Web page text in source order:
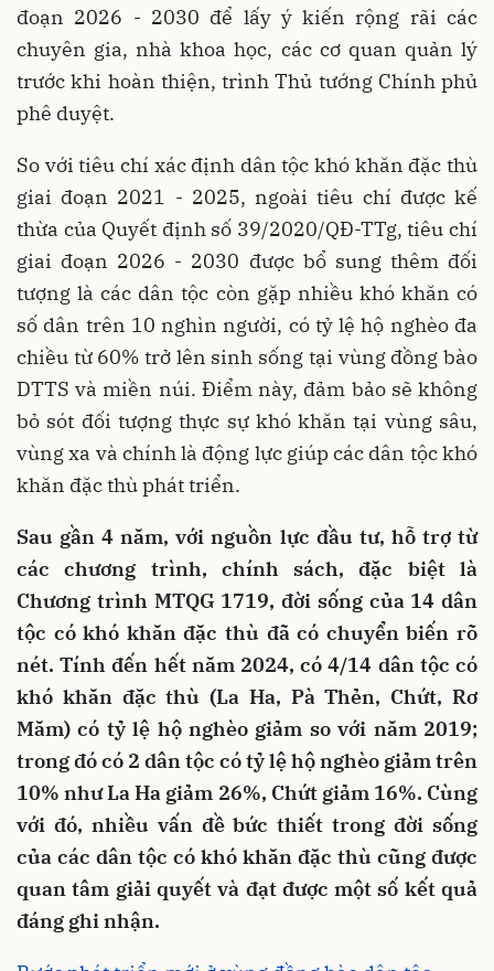
đoạn 2026 - 2030 để lấy ý kiến rộng rãi các
chuyên gia, nhà khoa học, các cơ quan quản lý
trước khi hoàn thiện, trình Thủ tướng Chính phủ
phê duyệt.
So với tiêu chí xác định dân tộc khó khăn đặc thù
giai đoạn 2021 - 2025, ngoài tiêu chí được kế
thừa của Quyết định số 39/2020/QĐ-TTg, tiêu chí
giai đoạn 2026 - 2030 được bổ sung thêm đối
tượng là các dân tộc còn gặp nhiều khó khăn có
số dân trên 10 nghìn người, có tỷ lệ hộ nghèo đa
chiều từ 60% trở lên sinh sống tại vùng đồng bào
DTTS và miền núi. Điểm này, đảm bảo sẽ không
bỏ sót đối tượng thực sự khó khăn tại vùng sâu,
vùng xa và chính là động lực giúp các dân tộc khó
khăn đặc thù phát triển.
Sau gần 4 năm, với nguồn lực đầu tư, hỗ trợ từ
các chương trình, chính sách, đặc biệt là
Chương trình MTQG 1719, đời sống của 14 dân
tộc có khó khăn đặc thù đã có chuyển biến rõ
nét. Tính đến hết năm 2024, có 4/14 dân tộc có
khó khăn đặc thù (La Ha, Pà Thẻn, Chứt, Rơ
Măm) có tỷ lệ hộ nghèo giảm so với năm 2019;
trong đó có 2 dân tộc có tỷ lệ hộ nghèo giảm trên
10% như La Ha giảm 26%, Chứt giảm 16%. Cùng
với đó, nhiều vấn đề bức thiết trong đời sống
của các dân tộc có khó khăn đặc thù cũng được
quan tâm giải quyết và đạt được một số kết quả
đáng ghi nhận.